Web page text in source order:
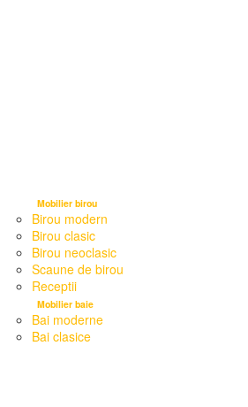
Mobilier birou
Birou modern
Birou clasic
Birou neoclasic
Scaune de birou
Receptii
Mobilier baie
Bai moderne
Bai clasice